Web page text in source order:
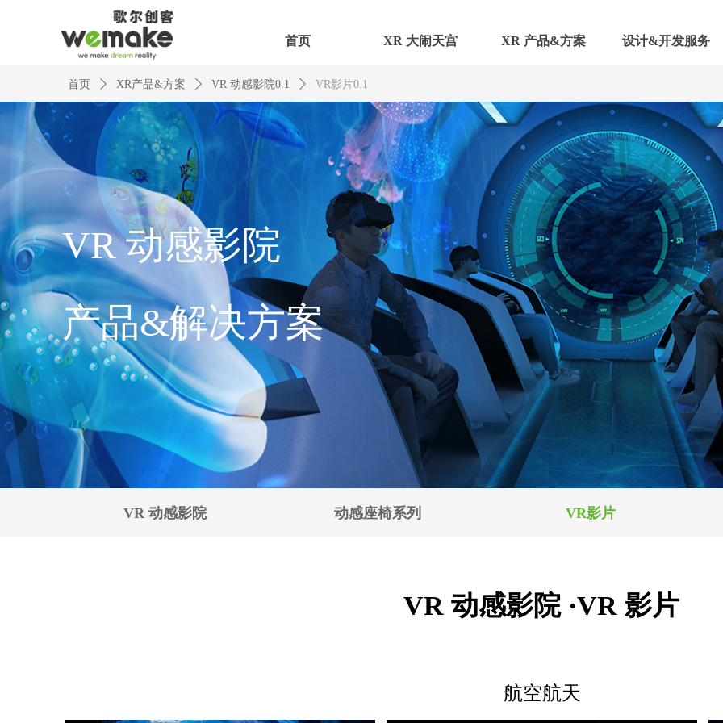
首页 XR 大闹天宫 XR 产品&方案 设计&开发服务
首页 ꄲ XR产品&方案 ꄲ VR 动感影院0.1 ꄲ VR影片0.1
VR 动感影院
产品&解决方案
VR 动感影院 动感座椅系列 VR影片
VR 动感影院 ·VR 影片
航空航天